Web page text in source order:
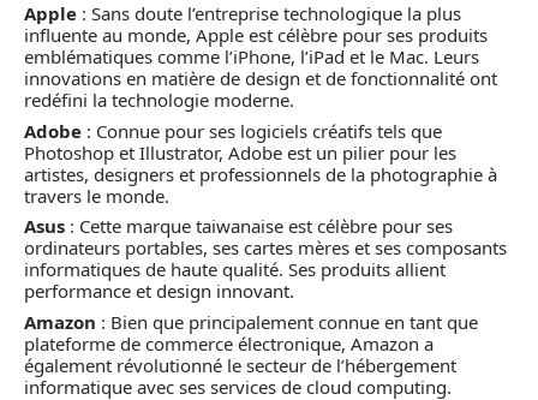
Apple : Sans doute l’entreprise technologique la plus
influente au monde, Apple est célèbre pour ses produits
emblématiques comme l’iPhone, l’iPad et le Mac. Leurs
innovations en matière de design et de fonctionnalité ont
redéfini la technologie moderne.
Adobe : Connue pour ses logiciels créatifs tels que
Photoshop et Illustrator, Adobe est un pilier pour les
artistes, designers et professionnels de la photographie à
travers le monde.
Asus : Cette marque taiwanaise est célèbre pour ses
ordinateurs portables, ses cartes mères et ses composants
informatiques de haute qualité. Ses produits allient
performance et design innovant.
Amazon : Bien que principalement connue en tant que
plateforme de commerce électronique, Amazon a
également révolutionné le secteur de l’hébergement
informatique avec ses services de cloud computing.